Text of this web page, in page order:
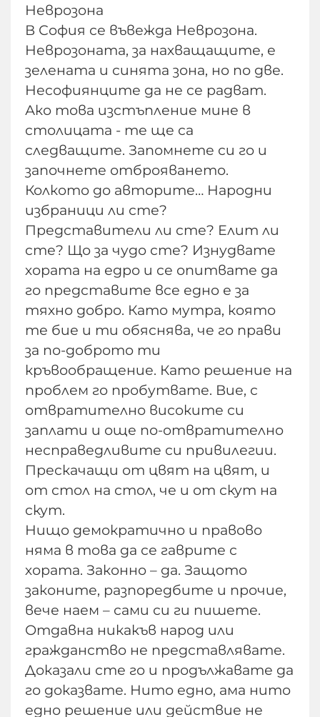
Неврозона
В София се въвежда Неврозона.
Неврозоната, за нахващащите, е
зелената и синята зона, но по две.
Несофиянците да не се радват.
Ако това изстъпление мине в
столицата - те ще са
следващите. Запомнете си го и
започнете отброяването.
Колкото до авторите… Народни
избраници ли сте?
Представители ли сте? Елит ли
сте? Що за чудо сте? Изнудвате
хората на едро и се опитвате да
го представите все едно е за
тяхно добро. Като мутра, която
те бие и ти обяснява, че го прави
за по-доброто ти
кръвообращение. Като решение на
проблем го пробутвате. Вие, с
отвратително високите си
заплати и още по-отвратително
несправедливите си привилегии.
Прескачащи от цвят на цвят, и
от стол на стол, че и от скут на
скут.
Нищо демократично и правово
няма в това да се гаврите с
хората. Законно – да. Защото
законите, разпоредбите и прочие,
вече наем – сами си ги пишете.
Отдавна никакъв народ или
гражданство не представлявате.
Доказали сте го и продължавате да
го доказвате. Нито едно, ама нито
едно решение или действие не